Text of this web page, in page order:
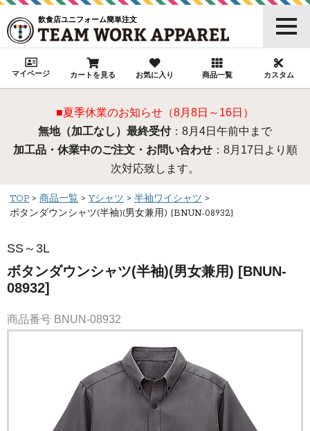
飲食店ユニフォーム簡単注文
マイページ カートを見る お気に入り 商品一覧 カスタム
■夏季休業のお知らせ（8月8日～16日）
無地（加工なし）最終受付：8月4日午前中まで
加工品・休業中のご注文・お問い合わせ：8月17日より順
次対応致します。
TOP 商品一覧 Yシャツ
半袖ワイシャツ
ボタンダウンシャツ(半袖)(男女兼用) [BNUN-08932]
SS～3L
ボタンダウンシャツ(半袖)(男女兼用) [BNUN-
08932]
商品番号 BNUN-08932